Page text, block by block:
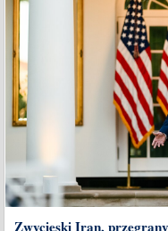
Zwycięski Iran,